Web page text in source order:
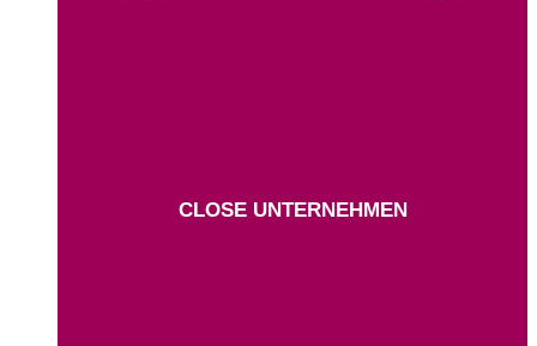
CLOSE UNTERNEHMEN